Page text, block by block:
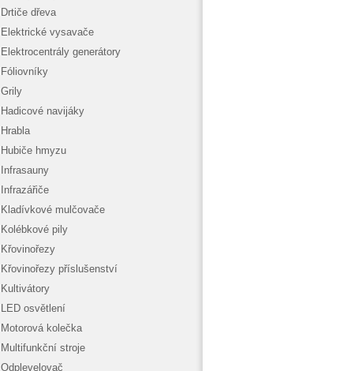
Drtiče dřeva
Elektrické vysavače
Elektrocentrály generátory
Fóliovníky
Grily
Hadicové navijáky
Hrabla
Hubiče hmyzu
Infrasauny
Infrazářiče
Kladívkové mulčovače
Kolébkové pily
Křovinořezy
Křovinořezy příslušenství
Kultivátory
LED osvětlení
Motorová kolečka
Multifunkční stroje
Odplevelovač